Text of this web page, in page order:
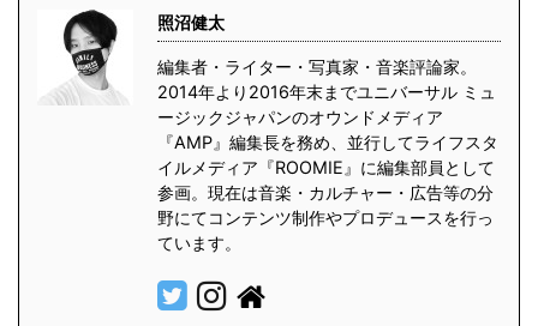
照沼健太
編集者・ライター・写真家・音楽評論家。
2014年より2016年末までユニバーサル ミュ
ージックジャパンのオウンドメディア
『AMP』編集長を務め、並行してライフスタ
イルメディア『ROOMIE』に編集部員として
参画。現在は音楽・カルチャー・広告等の分
野にてコンテンツ制作やプロデュースを行っ
ています。